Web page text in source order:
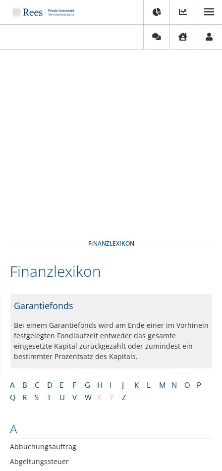
FINANZLEXIKON
Finanzlexikon
A B C D E F G H I J K L M N O
P
Q
R S T U V W X Y Z
A
Abbuchungsauftrag
Abgeltungssteuer
Garantiefonds
Bei einem Garantiefonds wird am Ende einer im Vorhinein
festgelegten Fondlaufzeit entweder das gesamte
eingesetzte Kapital zurückgezahlt oder zumindest ein
bestimmter Prozentsatz des Kapitals.